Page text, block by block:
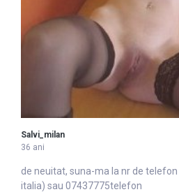
Salvi_milan
36 ani
de neuitat, suna-ma la nr de telefon
italia) sau 07437775telefon